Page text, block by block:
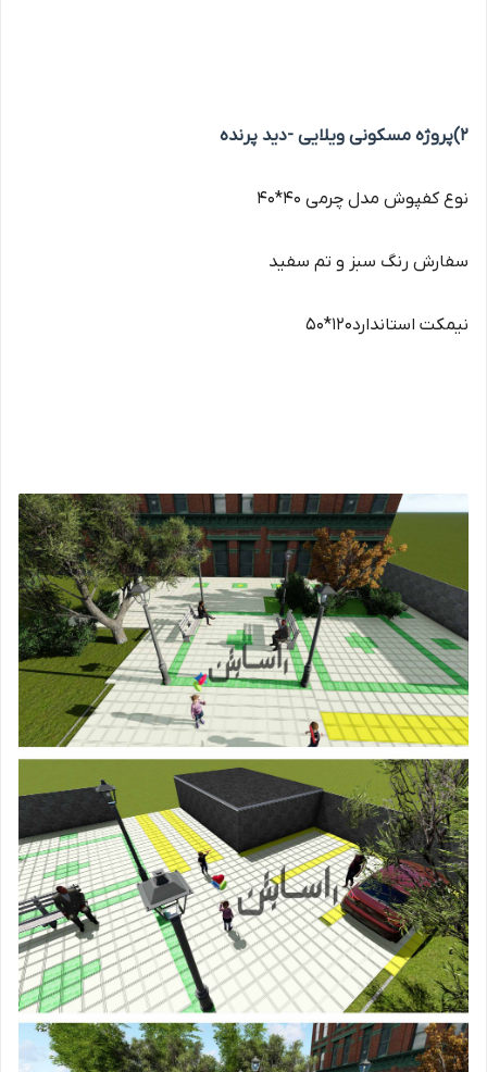
2)پروژه مسکونی ویلایی -دید پرنده
نوع کفپوش مدل چرمی 40*40
سفارش رنگ سبز و تم سفید
نیمکت استاندارد120*50